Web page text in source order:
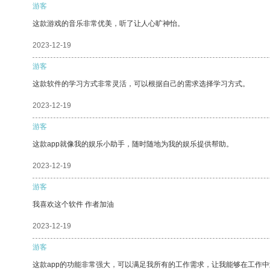
游客
这款游戏的音乐非常优美，听了让人心旷神怡。
2023-12-19
游客
这款软件的学习方式非常灵活，可以根据自己的需求选择学习方式。
2023-12-19
游客
这款app就像我的娱乐小助手，随时随地为我的娱乐提供帮助。
2023-12-19
游客
我喜欢这个软件 作者加油
2023-12-19
游客
这款app的功能非常强大，可以满足我所有的工作需求，让我能够在工作中